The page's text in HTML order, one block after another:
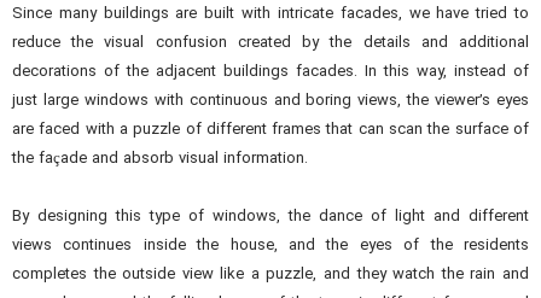
Since many buildings are built with intricate facades, we have tried to
reduce the visual confusion created by the details and additional
decorations of the adjacent buildings facades. In this way, instead of
just large windows with continuous and boring views, the viewer’s eyes
are faced with a puzzle of different frames that can scan the surface of
the façade and absorb visual information.
By designing this type of windows, the dance of light and different
views continues inside the house, and the eyes of the residents
completes the outside view like a puzzle, and they watch the rain and